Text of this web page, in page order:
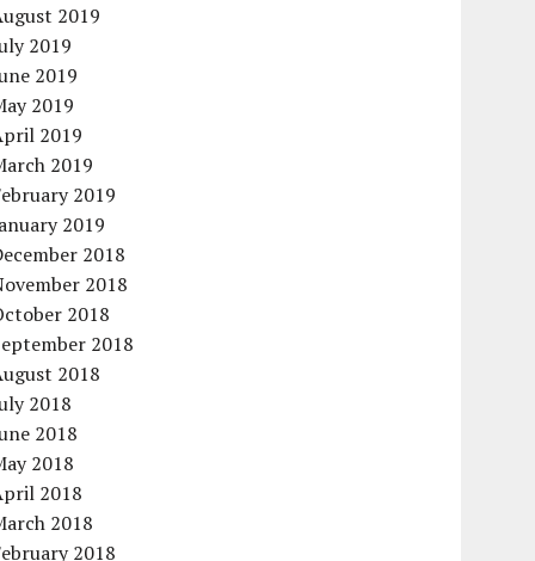
2019
2019
2019
2019
2019
2019
2019
2019
2018
2018
2018
2018
2018
2018
2018
2018
2018
2018
2018